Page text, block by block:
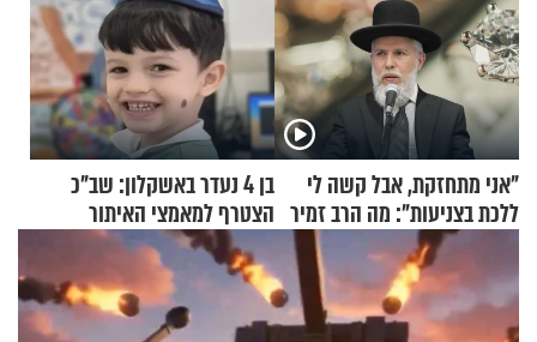
"אני מתחזקת, אבל קשה לי
ללכת בצניעות": מה הרב זמיר
כהן המליץ לה לעשות?
בן 4 נעדר באשקלון: שב"כ
הצטרף למאמצי האיתור